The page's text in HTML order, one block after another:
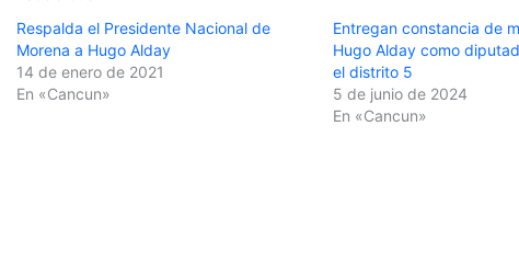
Respalda el Presidente Nacional de
Morena a Hugo Alday
14 de enero de 2021
En «Cancun»
Entregan constancia de
Hugo Alday como
el distrito 5
5 de junio de 2024
En «Cancun»